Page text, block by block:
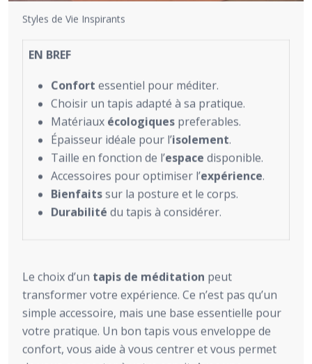
Styles de Vie Inspirants
EN BREF
Confort essentiel pour méditer.
Choisir un tapis adapté à sa pratique.
Matériaux écologiques preferables.
Épaisseur idéale pour l’isolement.
Taille en fonction de l’espace disponible.
Accessoires pour optimiser l’expérience.
Bienfaitssur la posture et le corps.
Durabilité du tapis à considérer.
Le choix d’un tapis de méditation peut
transformer votre expérience. Ce n’est pas qu’un
simple accessoire, mais une base essentielle pour
votre pratique. Un bon tapis vous enveloppe de
confort, vous aide à vous centrer et vous permet